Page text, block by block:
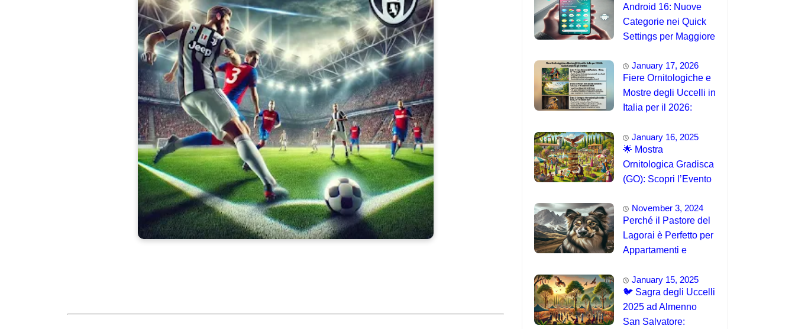
Android 16: Nuove
Categorie nei Quick
Settings per Maggiore
January 17, 2026
Fiere Ornitologiche e
Mostre degli Uccelli in
Italia per il 2026:
Eventi 🐦
January 16, 2025
🌟 Mostra
Ornitologica Gradisca
(GO): Scopri l’Evento
November 3, 2024
Perché il Pastore del
Lagorai è Perfetto per
Appartamenti e
January 15, 2025
🐦 Sagra degli Uccelli
2025 ad Almenno
San Salvatore: